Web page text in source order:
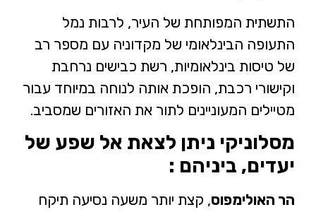
התשתית המפותחת של העיר, לרבות נמל
התעופה הבינלאומי של מקדוניה עם מספר רב
של טיסות בינלאומיות, רשת כבישים נרחבת
וקישורי רכבת, הופכת אותה לנוחה במיוחד עבור
מטיילים המעוניינים לתור את האזורים שמסביב.
מסלוניקי ניתן לצאת אל שפע של
יעדים, ביניהם :
הר האולימפוס, קצת יותר משעה נסיעה תיקח